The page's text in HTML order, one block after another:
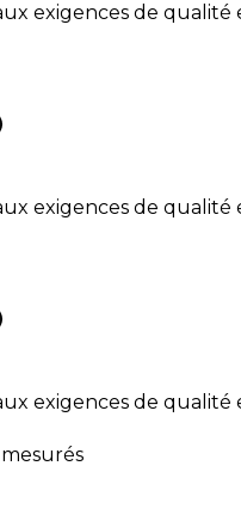
exigences de
exigences de
exigences de